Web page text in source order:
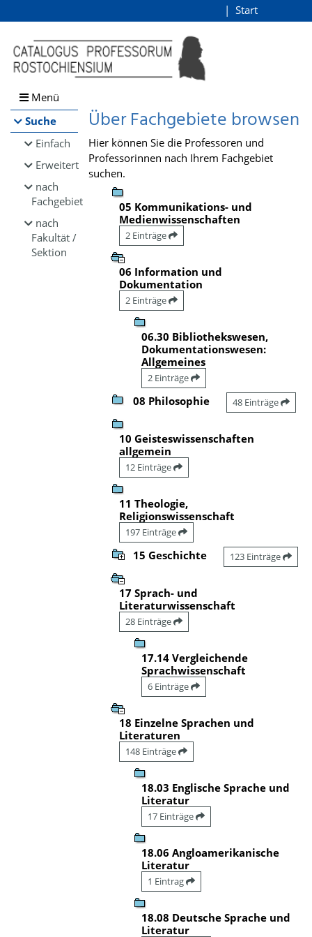
Browsen
direkt zum Inhalt
Start
Menü
Suche
Einfach
Erweitert
nach
Fachgebiet
nach
Fakultät /
Sektion
Über Fachgebiete browsen
Hier können Sie die Professoren und
Professorinnen nach Ihrem Fachgebiet
suchen.
05 Kommunikations- und
Medienwissenschaften
2 Einträge
06 Information und
Dokumentation
2 Einträge
06.30 Bibliothekswesen,
Dokumentationswesen:
Allgemeines
2 Einträge
08 Philosophie 48 Einträge
10 Geisteswissenschaften
allgemein
12 Einträge
11 Theologie,
Religionswissenschaft
197 Einträge
15 Geschichte 123 Einträge
17 Sprach- und
Literaturwissenschaft
28 Einträge
17.14 Vergleichende
Sprachwissenschaft
6 Einträge
18 Einzelne Sprachen und
Literaturen
148 Einträge
18.03 Englische Sprache und
Literatur
17 Einträge
18.06 Angloamerikanische
Literatur
1 Eintrag
18.08 Deutsche Sprache und
Literatur